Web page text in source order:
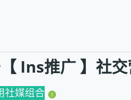
Ins推广 】社
社媒组合 1